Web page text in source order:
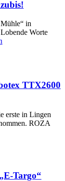
in
Worte
TTX2600
erste in Lingen
ROZA
Targo“